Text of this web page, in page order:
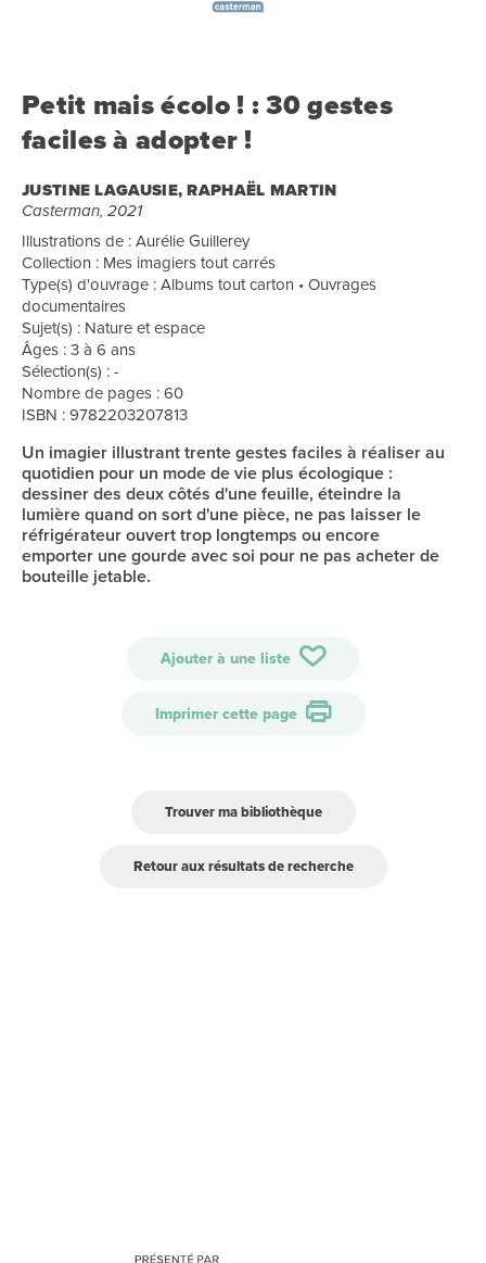
Petit mais écolo ! : 30 gestes
faciles à adopter !
JUSTINE LAGAUSIE, RAPHAËL MARTIN
Casterman, 2021
Illustrations de : Aurélie Guillerey
Collection : Mes imagiers tout carrés
Type(s) d'ouvrage : Albums tout carton • Ouvrages
documentaires
Sujet(s) : Nature et espace
Âges : 3 à 6 ans
Sélection(s) : -
Nombre de pages : 60
ISBN : 9782203207813
Un imagier illustrant trente gestes faciles à réaliser au
quotidien pour un mode de vie plus écologique :
dessiner des deux côtés d'une feuille, éteindre la
lumière quand on sort d'une pièce, ne pas laisser le
réfrigérateur ouvert trop longtemps ou encore
emporter une gourde avec soi pour ne pas acheter de
bouteille jetable.
Ajouter à une liste
Imprimer cette page
Trouver ma bibliothèque
Retour aux résultats de recherche